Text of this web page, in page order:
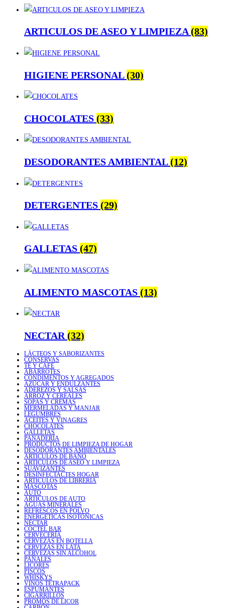
ARTICULOS DE ASEO Y LIMPIEZA(83)
HIGIENE PERSONAL(30)
CHOCOLATES (33)
DESODORANTES AMBIENTAL(12)
DETERGENTES (29)
GALLETAS (47)
ALIMENTO MASCOTAS (13)
NECTAR (32)
LÁCTEOS Y SABORIZANTES
CONSERVAS
TÉ Y CAFÉ
ABARROTES
CONDIMENTOS Y AGREGADOS
AZÚCAR Y ENDULZANTES
ADEREZOS Y SALSAS
ARROZ Y CEREALES
SOPAS Y CREMAS
MERMELADAS Y MANJAR
LEGUMBRES
ACEITES Y VINAGRES
CHOCOLATES
GALLETAS
PANADERÍA
PRODUCTOS DE LIMPIEZA DE HOGAR
DESODORANTES AMBIENTALES
ARTICULOS DE BAÑO
ARTICULOS DE ASEO Y LIMPIEZA
SUAVIZANTES
DESINFECTACTES HOGAR
ARTICULOS DE LIBRERIA
MASCOTAS
AUTO
ARTICULOS DE AUTO
AGUAS MINERALES
REFRESCOS EN POLVO
ENERGÉTICAS ISOTÓNICAS
NÉCTAR
COCTEL BAR
CERVECERÍA
CERVEZAS EN BOTELLA
CERVEZAS EN LATA
CERVEZAS SIN ALCOHOL
PAÑALES
LICORES
PISCOS
WHISKYS
VINOS TETRAPACK
ESPUMANTES
CIGARRILLOS
PROMOS DE LICOR